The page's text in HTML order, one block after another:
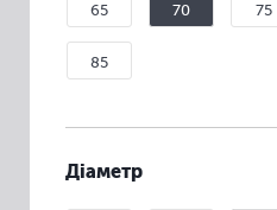
65 70 75
85
Діаметр